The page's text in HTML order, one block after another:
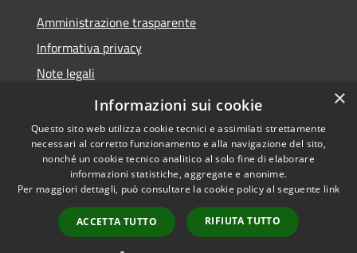
Amministrazione trasparente
Informativa privacy
Note legali
Dichiarazione di accessibilità
Accessibilità
Copyright © 2026 • Comune di
Andora • Powered by
Municipium•
Accesso
redazione
×
Informazioni sui cookie
Questo sito web utilizza cookie tecnici e assimilati strettamente
necessari al corretto funzionamento e alla navigazione del sito,
nonché un cookie tecnico analitico al solo fine di elaborare
informazioni statistiche, aggregate e anonime.
Per maggiori dettagli, può consultare la cookie policy al seguente link
ACCETTA TUTTO RIFIUTA TUTTO